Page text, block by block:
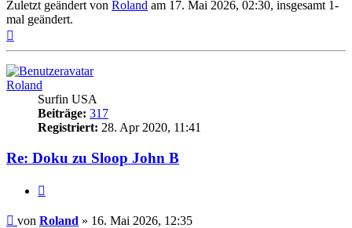
Zuletzt geändert von Roland am 17. Mai 2026, 02:30, insgesamt 1-
mal geändert.
Roland
Surfin USA
Beiträge: 317
Registriert: 28. Apr 2020, 11:41
Re: Doku zu Sloop John B
Beitrag
von Roland » 16. Mai 2026, 12:35